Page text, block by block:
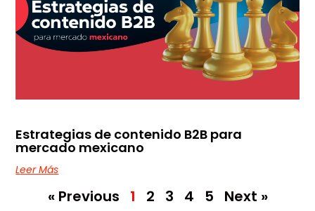
Estrategias de contenido B2B para
mercado mexicano
Leer Más
« Previous 1 2 3 4 5 Next »